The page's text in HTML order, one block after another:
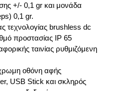
+/- 0,1 gr και μονάδα
0,1 gr.
τεχνολογίας brushless dc
προστασίας ΙΡ 65
ταινίας ρυθμιζόμενη
οθόνη αφής
USB Stick και σκληρός